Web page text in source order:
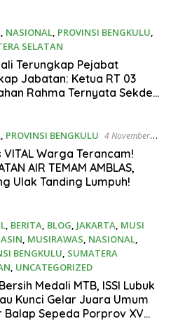
, NASIONAL, PROVINSI BENGKULU,
SELATAN
2025
Terungkap Pejabat
Jabatan: Ketua RT 03
Rahma Ternyata Sekdes
, PROVINSI BENGKULU 4 November
VITAL Warga Terancam!
AIR TEMAM AMBLAS,
Ulak Tanding Lumpuh!
, BERITA, BLOG, JAKARTA, MUSI
, MUSIRAWAS, NASIONAL,
BENGKULU, SUMATERA
, UNCATEGORIZED
2025Medali MTB, ISSI Lubuk
Kunci Gelar Juara Umum
Balap Sepeda Porprov XV